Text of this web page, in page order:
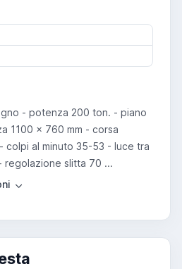
- potenza 200 ton. - piano
1100 x 760 mm - corsa
colpi al minuto 35-53 - luce tra
regolazione slitta 70 ...